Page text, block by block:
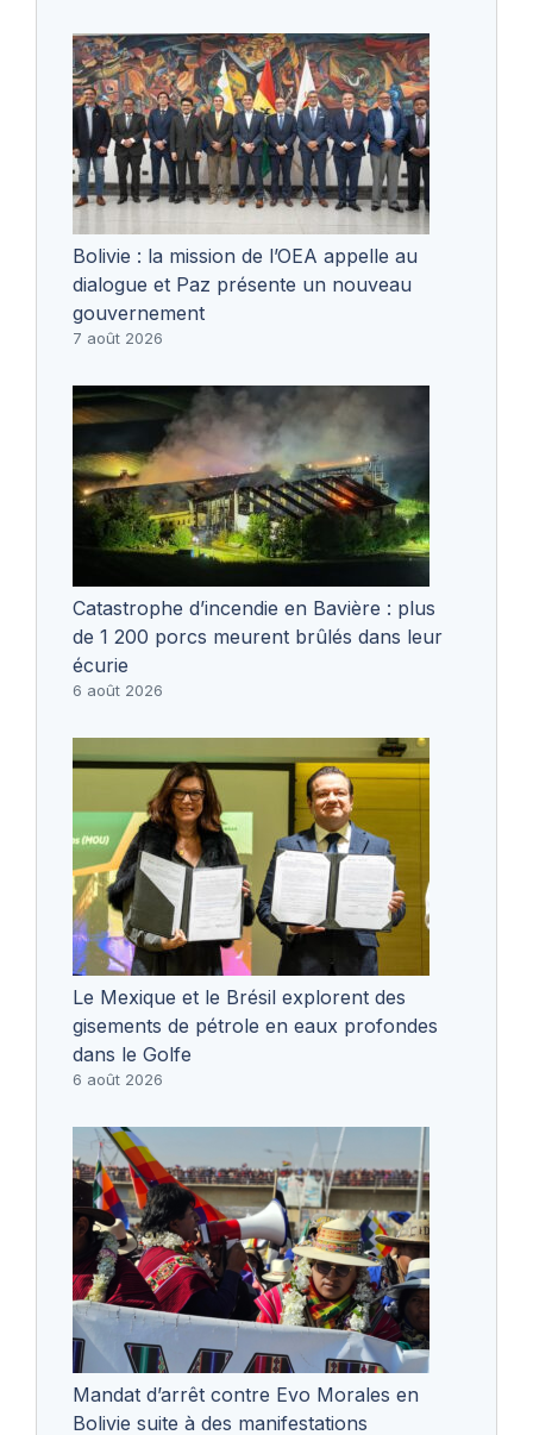
Bolivie : la mission de l’OEA appelle au
dialogue et Paz présente un nouveau
gouvernement
7 août 2026
Catastrophe d’incendie en Bavière : plus
de 1 200 porcs meurent brûlés dans leur
écurie
6 août 2026
Le Mexique et le Brésil explorent des
gisements de pétrole en eaux profondes
dans le Golfe
6 août 2026
Mandat d’arrêt contre Evo Morales en
Bolivie suite à des manifestations